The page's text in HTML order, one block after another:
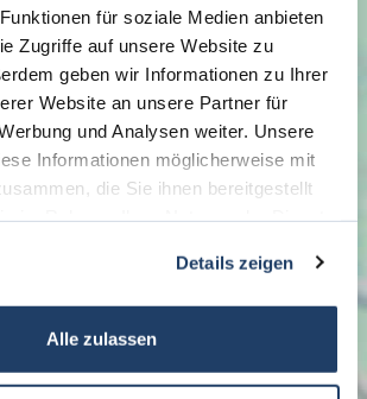
für soziale Medien anbieten
Zugriffe auf unsere Website zu
geben wir Informationen zu Ihrer
Website an unsere Partner für
und Analysen weiter. Unsere
Informationen möglicherweise mit
die Sie ihnen bereitgestellt
Details zeigen
Alle zulassen